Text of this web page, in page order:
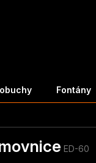
Fontány
ED-60